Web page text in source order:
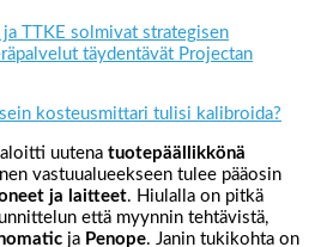
TTKE solmivat strategisen
täydentävät Projectan
kosteusmittari tulisi kalibroida?
aloitti uutena tuotepäällikkönä
vastuualueekseen tulee pääosin
ja laitteet. Hiulalla on pitkä
että myynnin tehtävistä,
ja Penope. Janin tukikohta on